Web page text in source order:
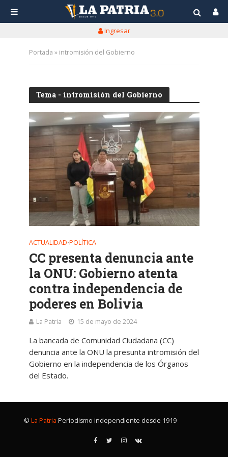
Ingresar
Portada » intromisión del Gobierno
Tema - intromisión del Gobierno
ACTUALIDAD•POLÍTICA
CC presenta denuncia ante
la ONU: Gobierno atenta
contra independencia de
poderes en Bolivia
La Patria 15 de mayo de 2024
La bancada de Comunidad Ciudadana (CC)
denuncia ante la ONU la presunta intromisión del
Gobierno en la independencia de los Órganos
del Estado.
© La Patria Periodismo independiente desde 1919